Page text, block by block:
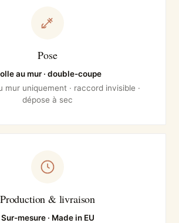
Pose
au mur · double-coupe
mur uniquement · raccord invisible ·
dépose à sec
Production & livraison
Sur-mesure · Made in EU